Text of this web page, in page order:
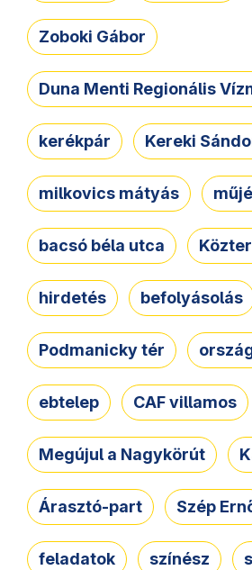
Zoboki Gábor
Duna Menti Regionális
kerékpár Kereki
milkovics mátyás
bacsó béla utca
hirdetés befolyásolás
Podmanicky tér
ebtelep CAF villamos
Megújul a Nagykörút
Árasztó-part Szép
feladatok színész